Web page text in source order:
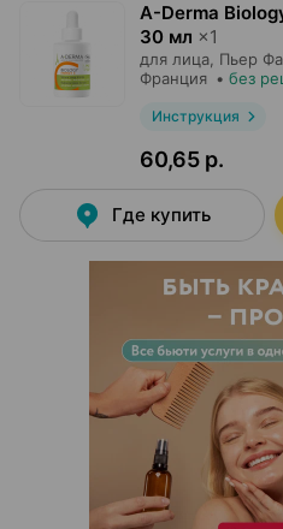
A-Derma
30 мл ×1
для лица, Пьер
Франция • без
Инструкция
60,65 р.
Где купить